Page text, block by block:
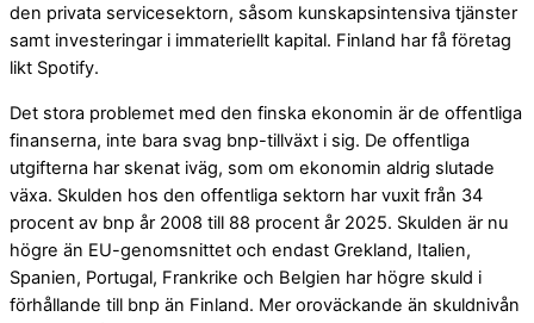
den privata servicesektorn, såsom kunskapsintensiva tjänster
samt investeringar i immateriellt kapital. Finland har få företag
likt Spotify.
Det stora problemet med den finska ekonomin är de offentliga
finanserna, inte bara svag bnp-tillväxt i sig. De offentliga
utgifterna har skenat iväg, som om ekonomin aldrig slutade
växa. Skulden hos den offentliga sektorn har vuxit från 34
procent av bnp år 2008 till 88 procent år 2025. Skulden är nu
högre än EU-genomsnittet och endast Grekland, Italien,
Spanien, Portugal, Frankrike och Belgien har högre skuld i
förhållande till bnp än Finland. Mer oroväckande än skuldnivån